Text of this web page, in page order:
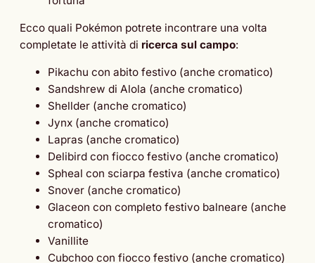
Ecco quali Pokémon potrete incontrare una volta
completate le attività di ricerca sul campo:
Pikachu con abito festivo (anche cromatico)
Sandshrew di Alola (anche cromatico)
Shellder (anche cromatico)
Jynx (anche cromatico)
Lapras (anche cromatico)
Delibird con fiocco festivo (anche cromatico)
Spheal con sciarpa festiva (anche cromatico)
Snover (anche cromatico)
Glaceon con completo festivo balneare (anche
cromatico)
Vanillite
Cubchoo con fiocco festivo (anche cromatico)